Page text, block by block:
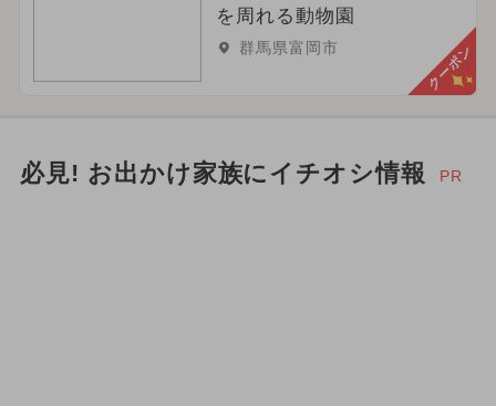
を周れる動物園
群馬県富岡市 クーポン
必見! お出かけ家族にイチオシ情報 PR